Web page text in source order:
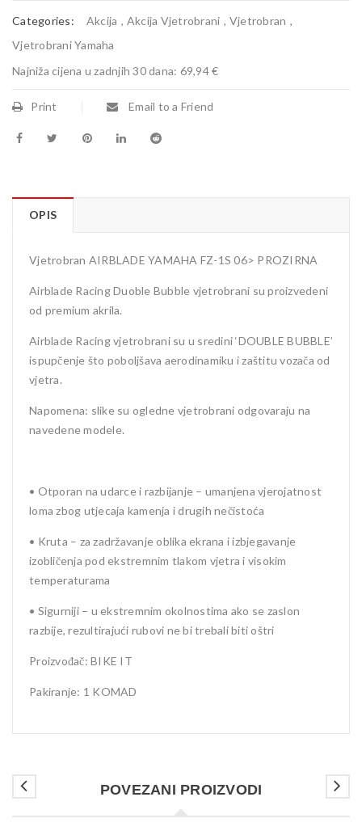
Categories: Akcija , Akcija Vjetrobrani , Vjetrobran ,
Vjetrobrani Yamaha
Najniža cijena u zadnjih 30 dana: 69,94 €
Print Email to a Friend
OPIS
Vjetrobran AIRBLADE YAMAHA FZ-1S 06> PROZIRNA
Airblade Racing Duoble Bubble vjetrobrani su proizvedeni
od premium akrila.
Airblade Racing vjetrobrani su u sredini ‘DOUBLE BUBBLE’
ispupčenje što poboljšava aerodinamiku i zaštitu vozača od
vjetra.
Napomena: slike su ogledne vjetrobrani odgovaraju na
navedene modele.
• Otporan na udarce i razbijanje – umanjena vjerojatnost
loma zbog utjecaja kamenja i drugih nečistoća
• Kruta – za zadržavanje oblika ekrana i izbjegavanje
izobličenja pod ekstremnim tlakom vjetra i visokim
temperaturama
• Sigurniji – u ekstremnim okolnostima ako se zaslon
razbije, rezultirajući rubovi ne bi trebali biti oštri
Proizvođač: BIKE IT
Pakiranje: 1 KOMAD
POVEZANI PROIZVODI